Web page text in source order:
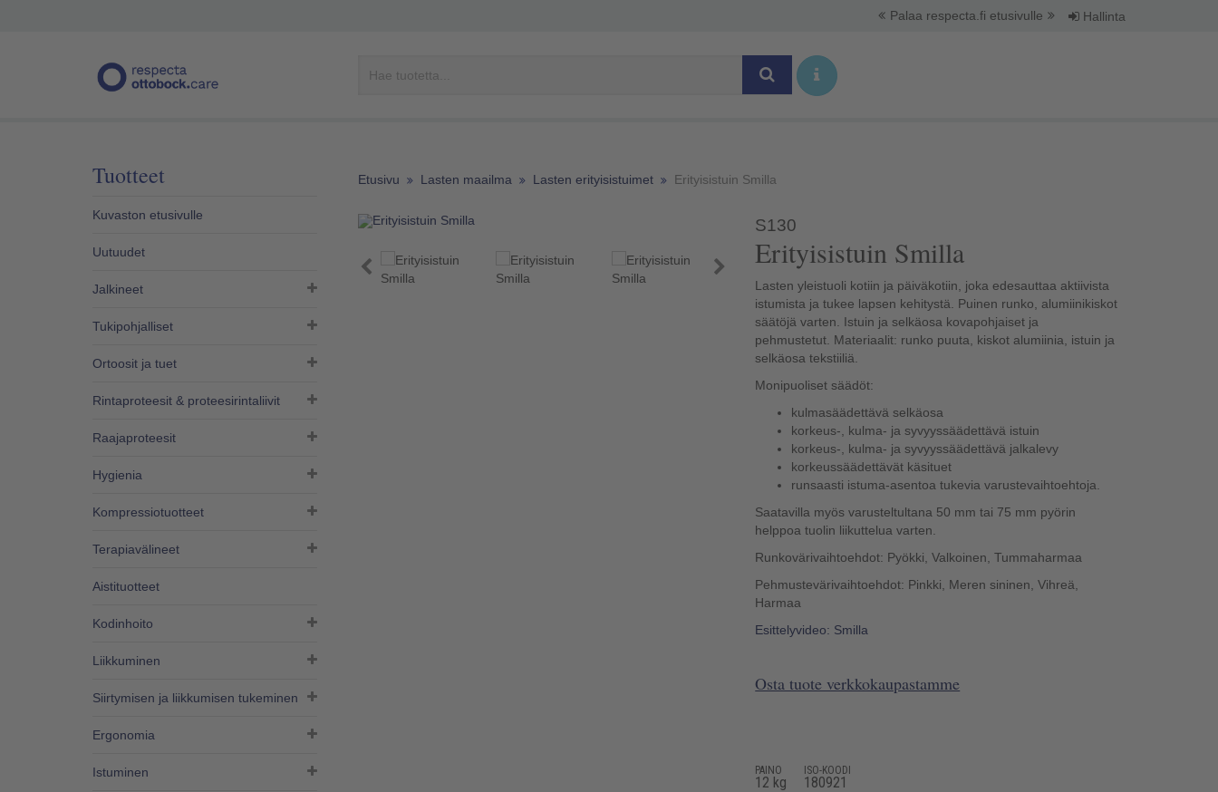
Palaa respecta.fi etusivulle Hallinta
Tuotteet
Kuvaston etusivulle
Uutuudet
Jalkineet
Tukipohjalliset
Ortoosit ja tuet
Rintaproteesit & proteesirintaliivit​
Raajaproteesit
Hygienia
Kompressiotuotteet
Terapiavälineet
Aistituotteet
Kodinhoito
Liikkuminen
Siirtymisen ja liikkumisen tukeminen
Ergonomia
Istuminen
Etusivu Lasten maailma Lasten erityisistuimet Erityisistuin Smilla
S130
Erityisistuin Smilla
Lasten yleistuoli kotiin ja päiväkotiin, joka edesauttaa aktiivista
istumista ja tukee lapsen kehitystä. Puinen runko, alumiinikiskot
säätöjä varten. Istuin ja selkäosa kovapohjaiset ja
pehmustetut. Materiaalit: runko puuta, kiskot alumiinia, istuin ja
selkäosa tekstiiliä.
Monipuoliset säädöt:
kulmasäädettävä selkäosa
korkeus-, kulma- ja syvyyssäädettävä istuin
korkeus-, kulma- ja syvyyssäädettävä jalkalevy
korkeussäädettävät käsituet
runsaasti istuma-asentoa tukevia varustevaihtoehtoja.
Saatavilla myös varusteltultana 50 mm tai 75 mm pyörin
helppoa tuolin liikuttelua varten.
Runkovärivaihtoehdot: Pyökki, Valkoinen, Tummaharmaa
Pehmustevärivaihtoehdot: Pinkki, Meren sininen, Vihreä,
Harmaa
Esittelyvideo: Smilla
Osta tuote verkkokaupastamme
PAINO
12 kg
ISO-KOODI
180921